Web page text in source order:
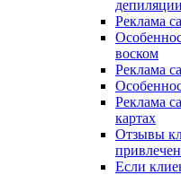
депиляции
Реклама
воском
Реклама
Реклама
картах
Отзывы
Если